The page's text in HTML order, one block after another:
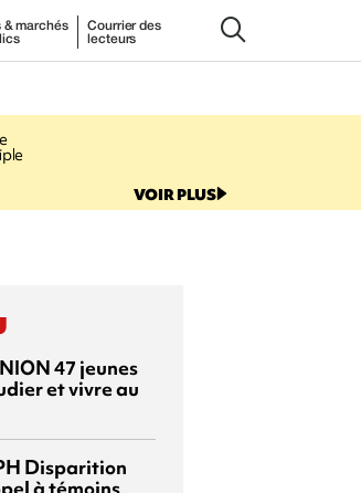
& marchés
Courrier des
lecteurs
VOIR PLUS
47 jeunes
et vivre au
Disparition
à témoins